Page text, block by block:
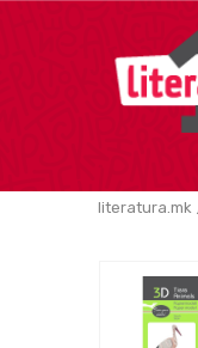
literatura.mk